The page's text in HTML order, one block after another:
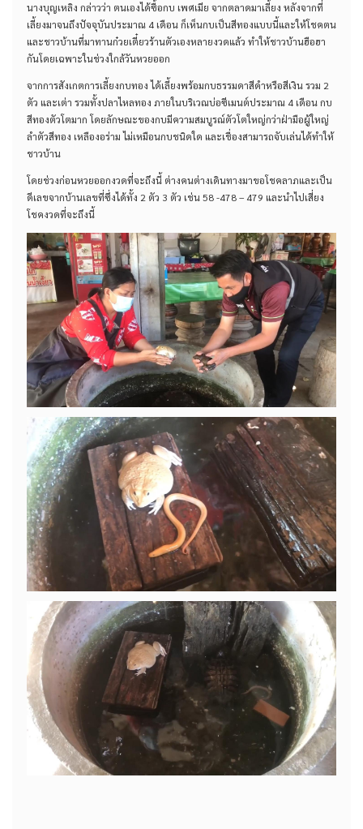
นางบุญเหลิง กล่าวว่า ตนเองได้ซื้อกบ เพศเมีย จากตลาดมาเลี้ยง หลังจากที่
เลี้ยงมาจนถึงปัจจุบันประมาณ 4 เดือน ก็เห็นกบเป็นสีทองแบบนี้และให้โชคตน
และชาวบ้านที่มาทานก๋วยเตี๋ยวร้านตัวเองหลายงวดแล้ว ทำให้ชาวบ้านฮือฮา
กันโดยเฉพาะในช่วงใกล้วันหวยออก
จากการสังเกตการเลี้ยงกบทอง ได้เลี้ยงพร้อมกบธรรมดาสีดำหรือสีเงิน รวม 2
ตัว และเต่า รวมทั้งปลาไหลทอง ภายในบริเวณบ่อซีเมนต์ประมาณ 4 เดือน กบ
สีทองตัวโตมาก โดยลักษณะของกบมีความสมบูรณ์ตัวโตใหญ่กว่าฝ่ามือผู้ใหญ่
ลำตัวสีทอง เหลืองอร่าม ไม่เหมือนกบชนิดใด และเชื่องสามารถจับเล่นได้ทำให้
ชาวบ้าน
โดยช่วงก่อนหวยออกงวดที่จะถึงนี้ ต่างคนต่างเดินทางมาขอโชคลาภและเป็น
ดีเลขจากบ้านเลขที่ซึ่งได้ทั้ง 2 ตัว 3 ตัว เช่น 58 -478 – 479 และนำไปเสี่ยง
โชคงวดที่จะถึงนี้